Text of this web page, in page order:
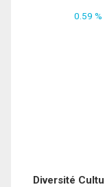
0.59 %
Diversité